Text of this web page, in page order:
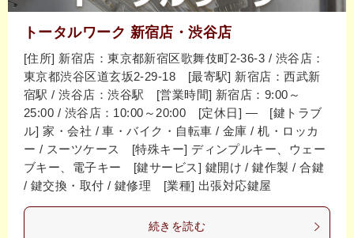
トータルワーク 新宿店・渋谷店
[住所] 新宿店：東京都新宿区歌舞伎町2-36-3 / 渋谷店：
東京都渋谷区道玄坂2-29-18 [最寄駅] 新宿店：西武新
宿駅 / 渋谷店：渋谷駅 [営業時間] 新宿店：9:00～
25:00 / 渋谷店：10:00～20:00 [定休日] ― [鍵トラブ
ル] 家・会社 / 車・バイク・自転車 / 金庫 / 机・ロッカ
ー / スーツケース [特殊キー] ディンプルキー、ウェー
ブキー、電子キー [鍵サービス] 鍵開け / 鍵作製 / 合鍵
/ 鍵交換・取付 / 鍵修理 [業種] 出張対応鍵屋
続きを読む